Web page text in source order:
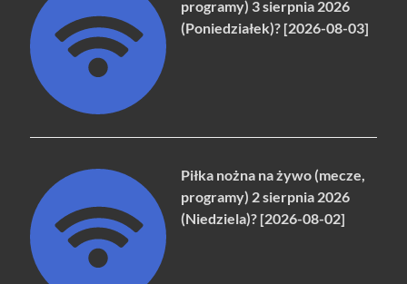
programy) 3 sierpnia 2026
(Poniedziałek)? [2026-08-03]
Piłka nożna na żywo (mecze,
programy) 2 sierpnia 2026
(Niedziela)? [2026-08-02]